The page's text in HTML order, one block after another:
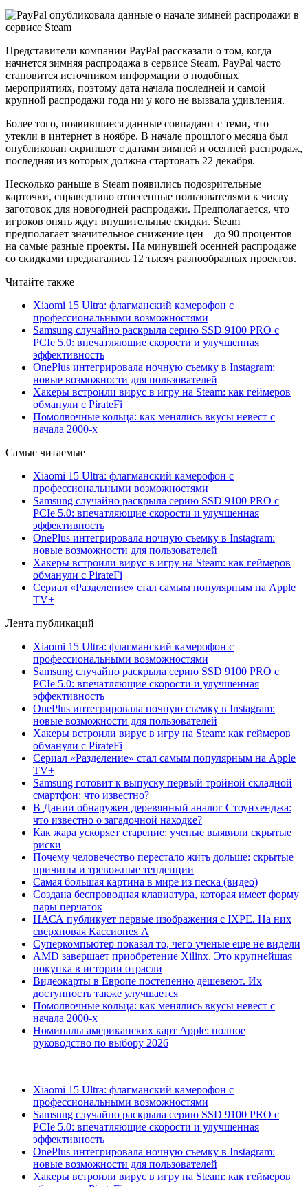
Представители компании PayPal рассказали о том, когда
начнется зимняя распродажа в сервисе Steam. PayPal часто
становится источником информации о подобных
мероприятиях, поэтому дата начала последней и самой
крупной распродажи года ни у кого не вызвала удивления.
Более того, появившиеся данные совпадают с теми, что
утекли в интернет в ноябре. В начале прошлого месяца был
опубликован скриншот с датами зимней и осенней распродаж,
последняя из которых должна стартовать 22 декабря.
Несколько раньше в Steam появились подозрительные
карточки, справедливо отнесенные пользователями к числу
заготовок для новогодней распродажи. Предполагается, что
игроков опять ждут внушительные скидки. Steam
предполагает значительное снижение цен – до 90 процентов
на самые разные проекты. На минувшей осенней распродаже
со скидками предлагались 12 тысяч разнообразных проектов.
Читайте также
Xiaomi 15 Ultra: флагманский камерофон с
профессиональными возможностями
Samsung случайно раскрыла серию SSD 9100 PRO с
PCIe 5.0: впечатляющие скорости и улучшенная
эффективность
OnePlus интегрировала ночную съемку в Instagram:
новые возможности для пользователей
Хакеры встроили вирус в игру на Steam: как геймеров
обманули с PirateFi
Помолвочные кольца: как менялись вкусы невест с
начала 2000-х
Самые читаемые
Xiaomi 15 Ultra: флагманский камерофон с
профессиональными возможностями
Samsung случайно раскрыла серию SSD 9100 PRO с
PCIe 5.0: впечатляющие скорости и улучшенная
эффективность
OnePlus интегрировала ночную съемку в Instagram:
новые возможности для пользователей
Хакеры встроили вирус в игру на Steam: как геймеров
обманули с PirateFi
Сериал «Разделение» стал самым популярным на Apple
TV+
Лента публикаций
Xiaomi 15 Ultra: флагманский камерофон с
профессиональными возможностями
Samsung случайно раскрыла серию SSD 9100 PRO с
PCIe 5.0: впечатляющие скорости и улучшенная
эффективность
OnePlus интегрировала ночную съемку в Instagram:
новые возможности для пользователей
Хакеры встроили вирус в игру на Steam: как геймеров
обманули с PirateFi
Сериал «Разделение» стал самым популярным на Apple
TV+
Samsung готовит к выпуску первый тройной складной
смартфон: что известно?
В Дании обнаружен деревянный аналог Стоунхенджа:
что известно о загадочной находке?
Как жара ускоряет старение: ученые выявили скрытые
риски
Почему человечество перестало жить дольше: скрытые
причины и тревожные тенденции
Самая большая картина в мире из песка (видео)
Создана беспроводная клавиатура, которая имеет форму
пары перчаток
НАСА публикует первые изображения с IXPE. На них
сверхновая Кассиопея А
Суперкомпьютер показал то, чего ученые еще не видели
AMD завершает приобретение Xilinx. Это крупнейшая
покупка в истории отрасли
Видеокарты в Европе постепенно дешевеют. Их
доступность также улучшается
Помолвочные кольца: как менялись вкусы невест с
начала 2000-х
Номиналы американских карт Apple: полное
руководство по выбору 2026
Xiaomi 15 Ultra: флагманский камерофон с
профессиональными возможностями
Samsung случайно раскрыла серию SSD 9100 PRO с
PCIe 5.0: впечатляющие скорости и улучшенная
эффективность
OnePlus интегрировала ночную съемку в Instagram:
новые возможности для пользователей
Хакеры встроили вирус в игру на Steam: как геймеров